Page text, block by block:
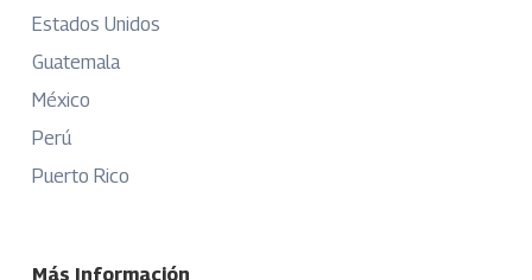
Estados Unidos
Guatemala
México
Perú
Puerto Rico
Más Información